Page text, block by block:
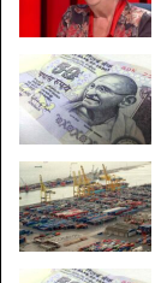
d
l
r
i
t
a
k